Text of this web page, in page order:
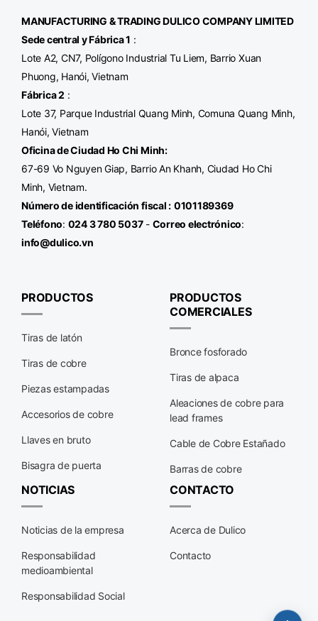
MANUFACTURING & TRADINGDULICOCOMPANY LIMITED
Sede central y Fábrica 1 :
Lote A2, CN7, Polígono Industrial Tu Liem, Barrio Xuan
Phuong, Hanói, Vietnam
Fábrica 2 :
Lote 37, Parque Industrial Quang Minh, Comuna Quang Minh,
Hanói, Vietnam
Oficina de Ciudad Ho Chi Minh:
67-69 Vo Nguyen Giap, Barrio An Khanh, Ciudad Ho Chi
Minh, Vietnam.
Número de identificación fiscal : 0101189369
Teléfono: 024 3 780 5037- Correo electrónico:
info@dulico.vn
PRODUCTOS
Tiras de latón
Tiras de cobre
Piezas estampadas
Accesorios de cobre
Llaves en bruto
Bisagra de puerta
PRODUCTOS
COMERCIALES
Bronce fosforado
Tiras de alpaca
Aleaciones de cobre para
lead frames
Cable de Cobre Estañado
Barras de cobre
NOTICIAS
Noticias de la empresa
Responsabilidad
medioambiental
Responsabilidad Social
CONTACTO
Acerca de Dulico
Contacto